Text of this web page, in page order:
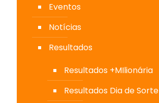
Eventos
Notícias
Resultados
Resultados +MIlionária
Resultados Dia de Sorte